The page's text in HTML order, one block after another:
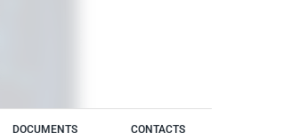
DOCUMENTS CONTACTS